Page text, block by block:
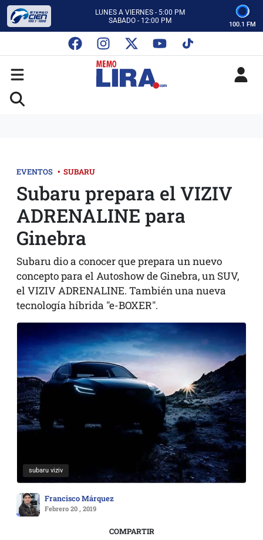
LUNES A VIERNES - 5:00 PM
SABADO - 12:00 PM
CON MEMO LIRA Y SU EQUIPO
LUNES A VIERNES - 5:00 PM
SABADO - 12:00 PM
100.1 FM
EVENTOS • SUBARU
Subaru prepara el VIZIV
ADRENALINE para
Ginebra
Subaru dio a conocer que prepara un nuevo
concepto para el Autoshow de Ginebra, un SUV,
el VIZIV ADRENALINE. También una nueva
tecnología híbrida "e-BOXER".
subaru viziv
Francisco Márquez
Febrero 20 , 2019
COMPARTIR